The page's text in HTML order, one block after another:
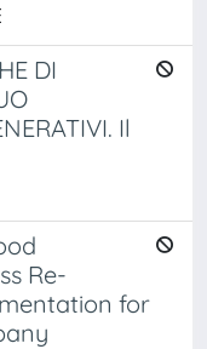
DI
Il
Re-
for